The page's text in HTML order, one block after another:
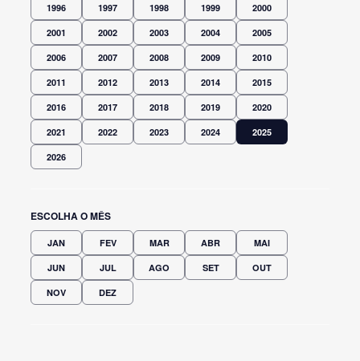
1996 1997 1998 1999 2000
2001 2002 2003 2004 2005
2006 2007 2008 2009 2010
2011 2012 2013 2014 2015
2016 2017 2018 2019 2020
2021 2022 2023 2024 2025
2026
ESCOLHA O MÊS
JAN FEV MAR ABR MAI
JUN JUL AGO SET OUT
NOV DEZ